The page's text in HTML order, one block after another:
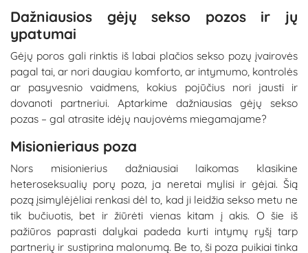
Dažniausios gėjų sekso pozos ir jų
ypatumai
Gėjų poros gali rinktis iš labai plačios sekso pozų įvairovės
pagal tai, ar nori daugiau komforto, ar intymumo, kontrolės
ar pasyvesnio vaidmens, kokius pojūčius nori jausti ir
dovanoti partneriui. Aptarkime dažniausias gėjų sekso
pozas – gal atrasite idėjų naujovėms miegamajame?
Misionieriaus poza
Nors misionierius dažniausiai laikomas klasikine
heteroseksualių porų poza, ja neretai mylisi ir gėjai. Šią
pozą įsimylėjėliai renkasi dėl to, kad ji leidžia sekso metu ne
tik bučiuotis, bet ir žiūrėti vienas kitam į akis. O šie iš
pažiūros paprasti dalykai padeda kurti intymų ryšį tarp
partnerių ir sustiprina malonumą. Be to, ši poza puikiai tinka